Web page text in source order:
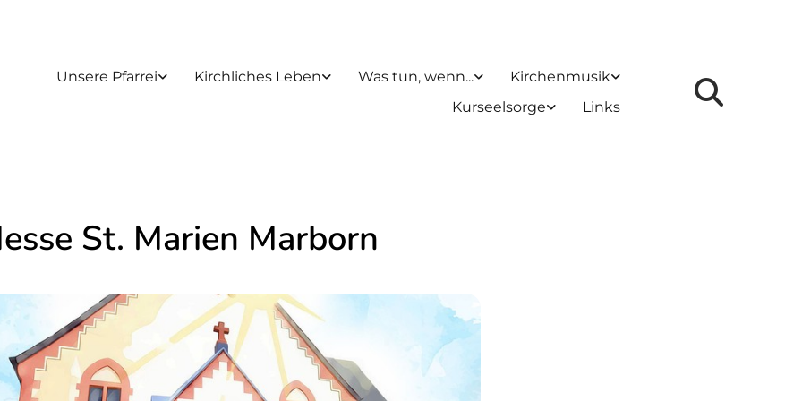
Unsere Pfarrei Kirchliches Leben Was tun, wenn...
Kirchenmusik
Kurseelsorge
Links
St. Marien Marborn